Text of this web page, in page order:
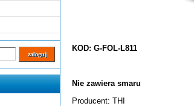
KOD: G-FOL-L811
Nie zawiera smaru
Producent: THI